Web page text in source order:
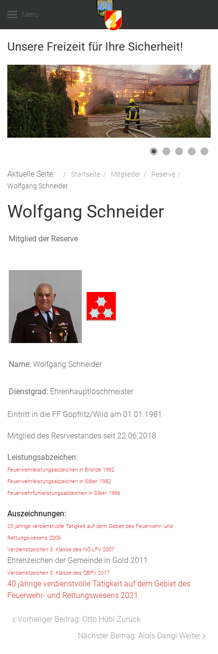
Menu
Unsere Freizeit für Ihre Sicherheit!
Aktuelle Seite: Startseite Mitglieder
Reserve
Wolfgang Schneider
Wolfgang Schneider
Mitglied der Reserve
Name: Wolfgang Schneider
Dienstgrad: Ehrenhauptlöschmeister
Eintritt in die FF Göpfritz/Wild am 01.01.1981
Mitglied des Resrvestandes seit 22.06.2018
Leistungsabzeichen:
Feuerwehrleistungsabzeichen in Bronze 1982
Feuerwehrleistungsabzeichen in Silber 1982
Feuerwehrfunkeistungsabzeichen in Silber 1996
Auszeichnungen:
25 jährige verdienstvolle Tätigkeit auf dem Gebiet des Feuerwehr- und
Rettungswesens 2006
Verdienstzeichen 3. Klasse des NÖ LFV 2007
Ehrenzeichen der Gemeinde in Gold 2011
Verdienstzeichen 3. Klasse des ÖBFV 2017
40 jährige verdienstvolle Tätigkeit auf dem Gebiet des
Feuerwehr- und Rettungswesens 2021
Vorheriger Beitrag: Otto Hübl Zurück
Nächster Beitrag: Alois Dangl Weiter